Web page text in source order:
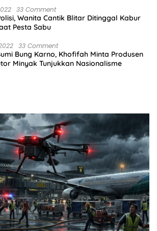
33 Comment
Wanita Cantik Blitar Ditinggal Kabur
Pesta Sabu
33 Comment
Bung Karno, Khofifah Minta Produsen
Minyak Tunjukkan Nasionalisme